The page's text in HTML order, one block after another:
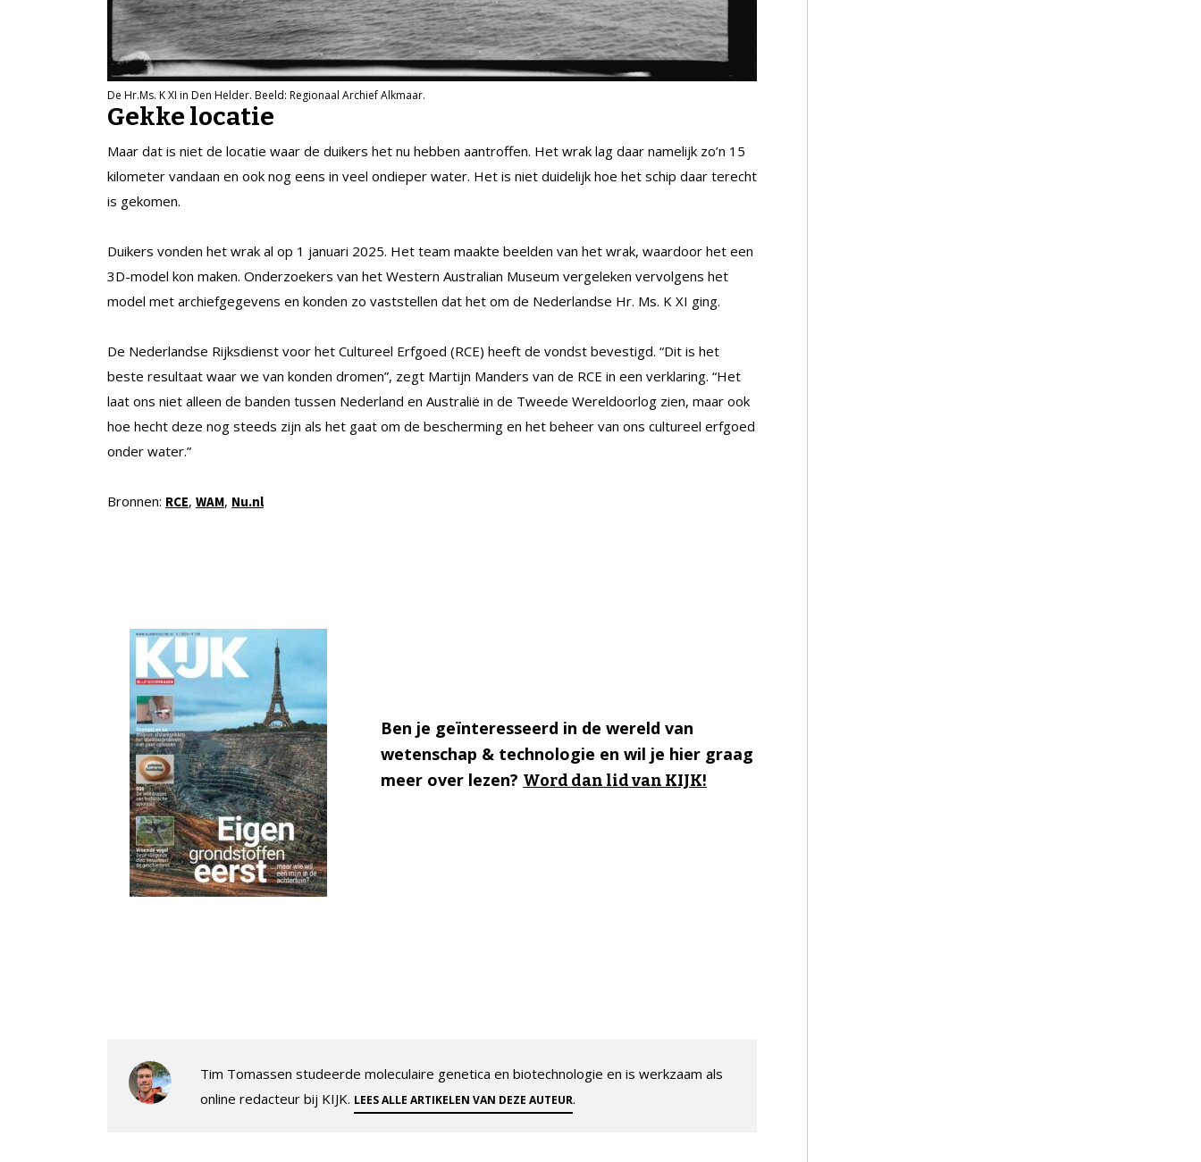
De Hr.Ms. K XI in Den Helder. Beeld: Regionaal Archief Alkmaar.
Gekke locatie
Maar dat is niet de locatie waar de duikers het nu hebben aantroffen. Het wrak lag daar namelijk zo’n 15
kilometer vandaan en ook nog eens in veel ondieper water. Het is niet duidelijk hoe het schip daar terecht
is gekomen.
Duikers vonden het wrak al op 1 januari 2025. Het team maakte beelden van het wrak, waardoor het een
3D-model kon maken. Onderzoekers van het Western Australian Museum vergeleken vervolgens het
model met archiefgegevens en konden zo vaststellen dat het om de Nederlandse Hr. Ms. K XI ging.
De Nederlandse Rijksdienst voor het Cultureel Erfgoed (RCE) heeft de vondst bevestigd. “Dit is het
beste resultaat waar we van konden dromen”, zegt Martijn Manders van de RCE in een verklaring. “Het
laat ons niet alleen de banden tussen Nederland en Australië in de Tweede Wereldoorlog zien, maar ook
hoe hecht deze nog steeds zijn als het gaat om de bescherming en het beheer van ons cultureel erfgoed
onder water.”
Bronnen: RCE, WAM, Nu.nl
Ben je geïnteresseerd in de wereld van
wetenschap & technologie en wil je hier graag
meer over lezen? Word dan lid van KIJK!
Tim Tomassen studeerde moleculaire genetica en biotechnologie en is werkzaam als
online redacteur bij KIJK. LEES ALLE ARTIKELEN VAN DEZE AUTEUR.